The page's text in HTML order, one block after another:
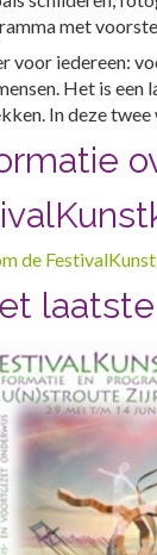
met
voor iedereen:
Het is
In deze
de